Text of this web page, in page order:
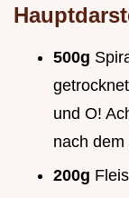
500g
und O!
nach
200g